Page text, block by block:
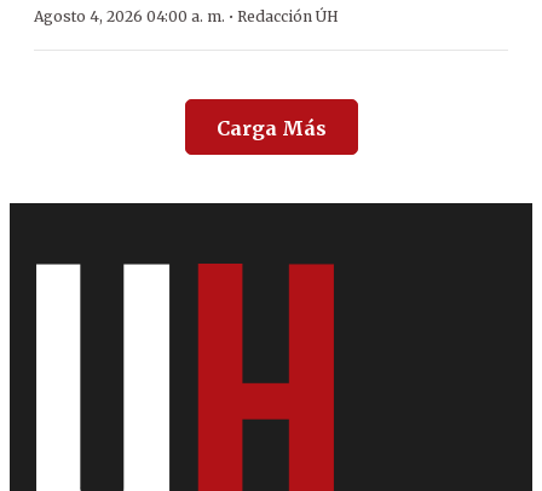
Agosto 4, 2026 04:00 a. m. · Redacción ÚH
Carga Más